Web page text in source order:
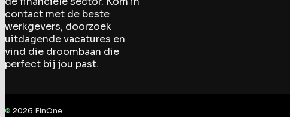
contact met de beste
werkgevers, doorzoek
uitdagende vacatures en
vind die droombaan die
perfect bij jou past.
© 2026 FinOne